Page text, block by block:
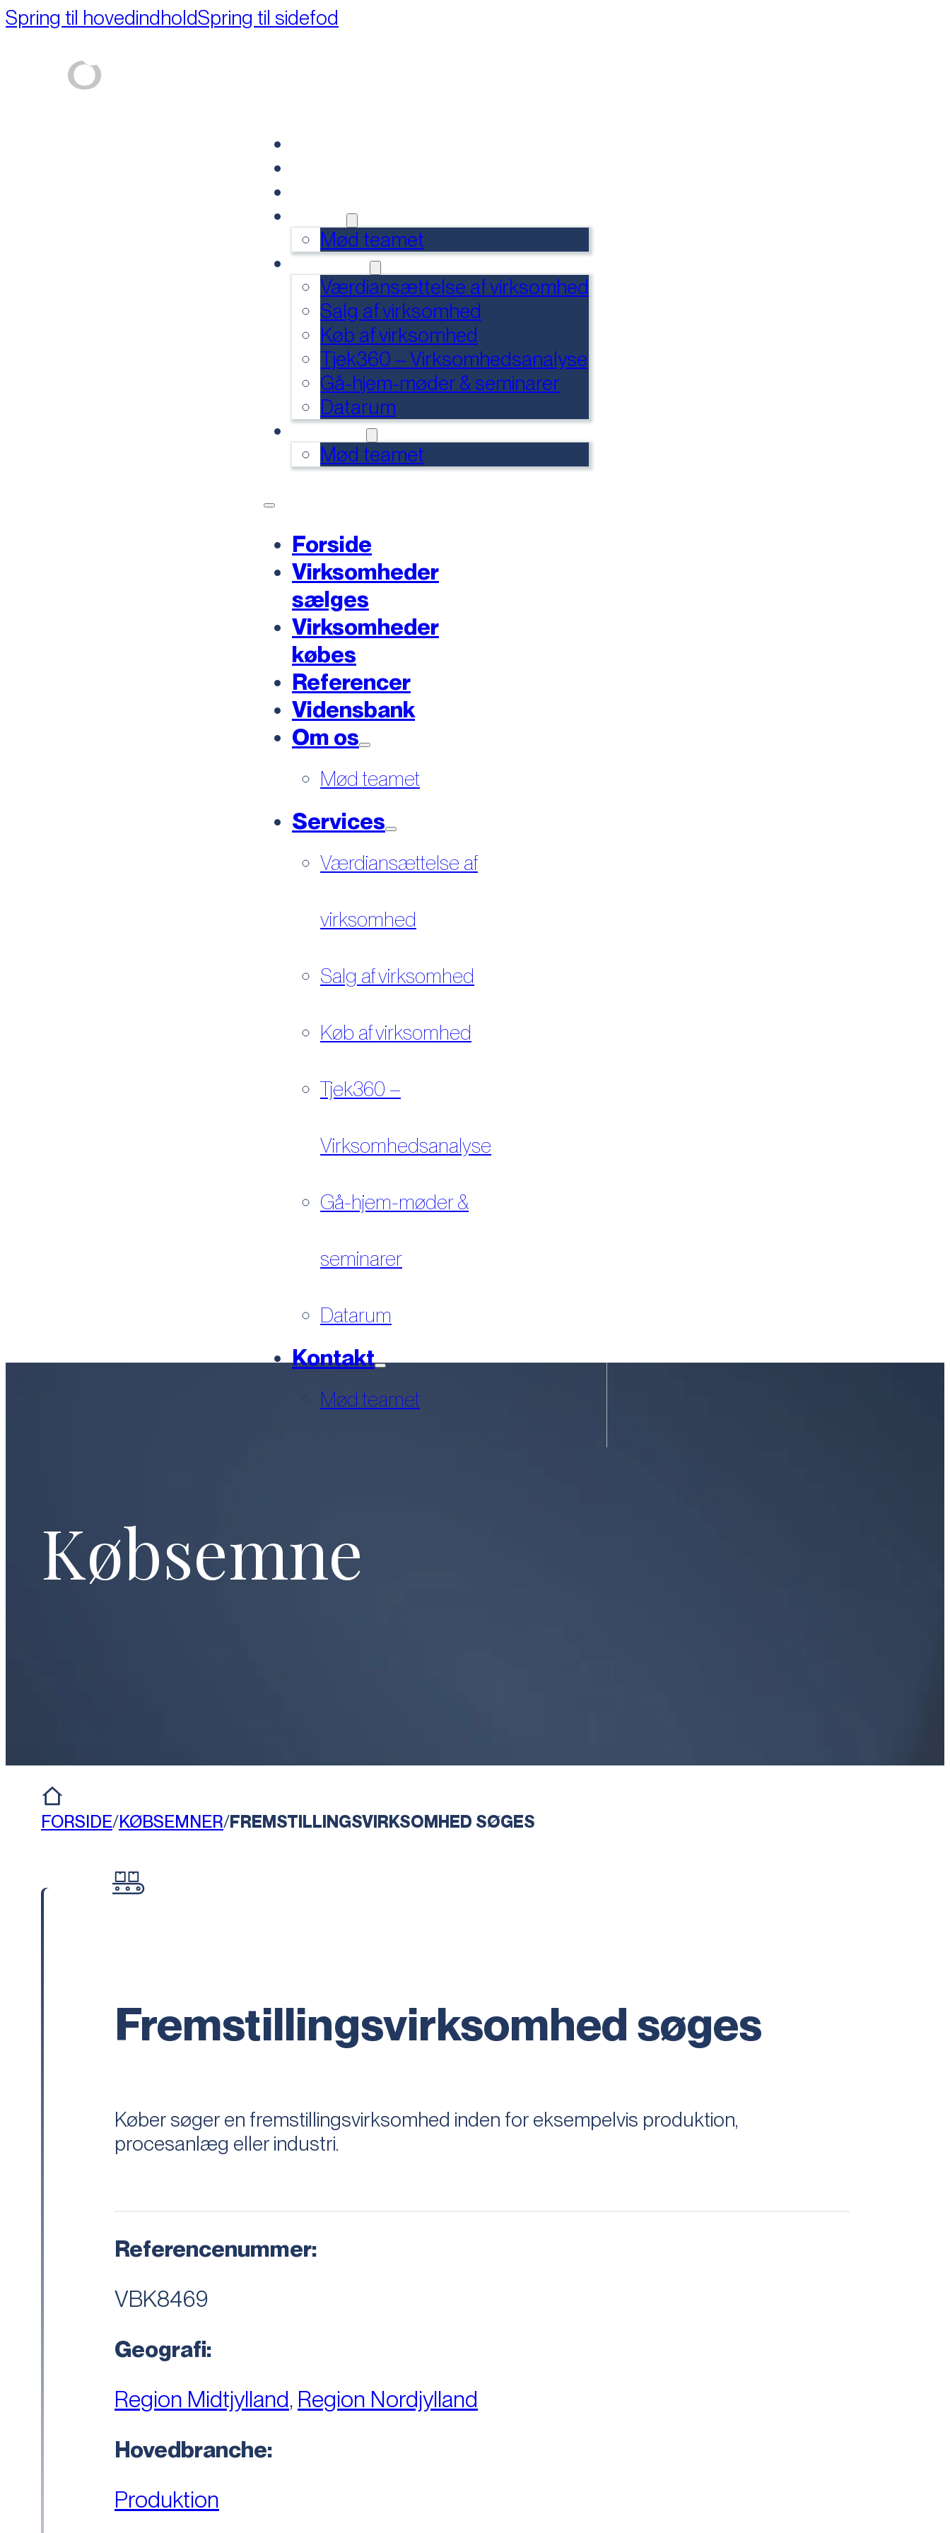
Spring til hovedindholdSpring til sidefod
Mød teamet
Værdiansættelse af virksomhed
Salg af virksomhed
Køb af virksomhed
Tjek360 – Virksomhedsanalyse
Gå-hjem-møder & seminarer
Datarum
Mød teamet
Forside
Virksomheder
sælges
Virksomheder
købes
Referencer
Vidensbank
Om os
Mød teamet
Services
Værdiansættelse af
virksomhed
Salg af virksomhed
Køb af virksomhed
Tjek360 –
Virksomhedsanalyse
Gå-hjem-møder &
seminarer
Datarum
Kontakt
Mød teamet
Købsemne
FORSIDE/KØBSEMNER/FREMSTILLINGSVIRKSOMHED SØGES
Fremstillingsvirksomhed søges
Køber søger en fremstillingsvirksomhed inden for eksempelvis produktion,
procesanlæg eller industri.
Referencenummer:
VBK8469
Geografi:
Region Midtjylland, Region Nordjylland
Hovedbranche:
Produktion